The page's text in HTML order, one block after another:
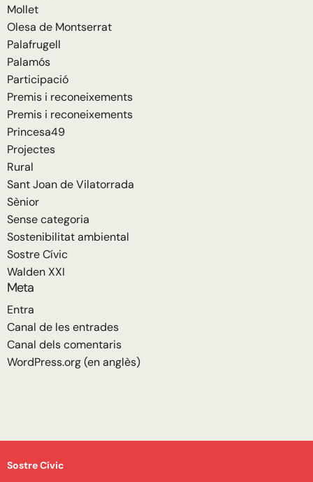
Mollet
Olesa de Montserrat
Palafrugell
Palamós
Participació
Premis i reconeixements
Premis i reconeixements
Princesa49
Projectes
Rural
Sant Joan de Vilatorrada
Sènior
Sense categoria
Sostenibilitat ambiental
Sostre Cívic
Walden XXI
Meta
Entra
Canal de les entrades
Canal dels comentaris
WordPress.org (en anglès)
Sostre Cívic